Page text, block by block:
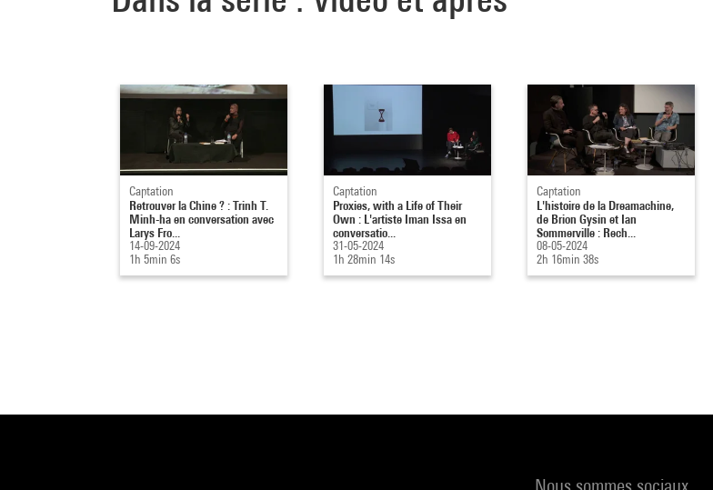
Captation
Retrouver la Chine ? : Trinh T.
Minh-ha en conversation avec
Larys Fro...
14-09-2024
1h 5min 6s
Captation
Proxies, with a Life of Their
Own : L'artiste Iman Issa en
conversatio...
31-05-2024
1h 28min 14s
Captation
L'histoire de la Dreamachine,
de Brion Gysin et Ian
Sommerville : Rech...
08-05-2024
2h 16min 38s